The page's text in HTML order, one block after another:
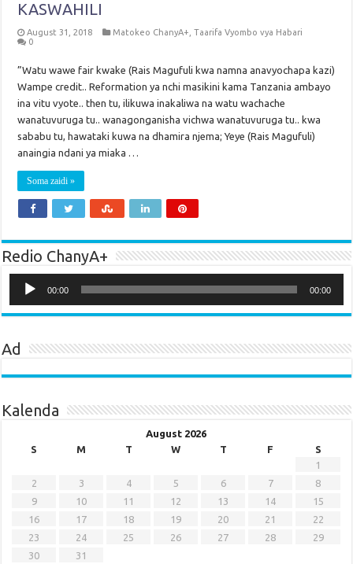
KASWAHILI
August 31, 2018 Matokeo ChanyA+ ,Taarifa Vyombo vya Habari
0
”Watu wawe fair kwake (Rais Magufuli kwa namna anavyochapa kazi)
Wampe credit.. Reformation ya nchi masikini kama Tanzania ambayo
ina vitu vyote.. then tu, ilikuwa inakaliwa na watu wachache
wanatuvuruga tu.. wanagonganisha vichwa wanatuvuruga tu.. kwa
sababu tu, hawataki kuwa na dhamira njema; Yeye (Rais Magufuli)
anaingia ndani ya miaka …
Soma zaidi »
Redio ChanyA+
Player
00:00 00:00
Ad
Kalenda
August 2026
S
M T W T F
S
1
2
3 4 5 6 7
8
9
10 11 12 13 14
15
16
17 18 19 20 21
22
23
24 25 26 27 28
29
30
31